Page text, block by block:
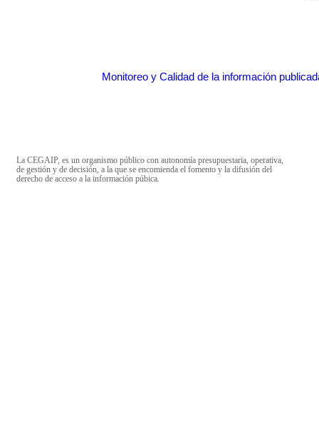
Monitoreo y Calidad de la información
La CEGAIP, es un organismo público con autonomía presupuestaria, operativa,
de gestión y de decisión, a la que se encomienda el fomento y la difusión del
derecho de acceso a la información púbica.